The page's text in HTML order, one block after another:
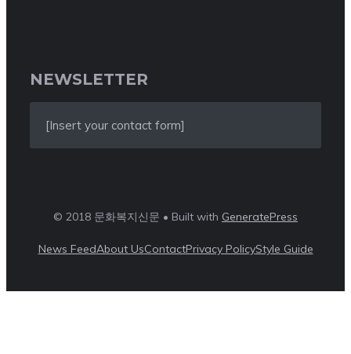
NEWSLETTER
[Insert your contact form]
© 2018 문화복지신문 • Built with GeneratePress
News FeedAbout UsContactPrivacy PolicyStyle Guide